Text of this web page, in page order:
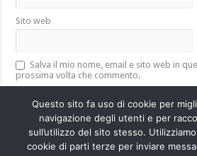
Sito web
Salva il mio nome, email e sito web in
prossima volta che commento.
Questo sito utilizza Akismet per ridurre lo spam.
elaborati i dati derivati dai commenti.
Questo sito fa uso di cookie per
navigazione degli utenti e per
sull’utilizzo del sito stesso.
cookie di parti terze per inviare